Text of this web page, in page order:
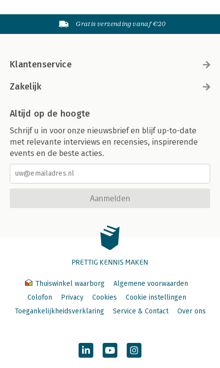
Gratis verzending vanaf €20
Klantenservice
Zakelijk
Altijd op de hoogte
Schrijf u in voor onze nieuwsbrief en blijf up-to-date
met relevante interviews en recensies, inspirerende
events en de beste acties.
Aanmelden
PRETTIG KENNIS MAKEN
Thuiswinkel waarborg
Algemene voorwaarden
Colofon
Privacy Cookies
Cookie instellingen
Toegankelijkheidsverklaring
Service & Contact Over ons